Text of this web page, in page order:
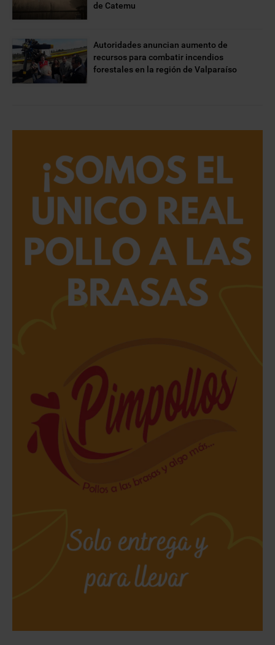
de Catemu
Autoridades anuncian aumento de
recursos para combatir incendios
forestales en la región de Valparaíso